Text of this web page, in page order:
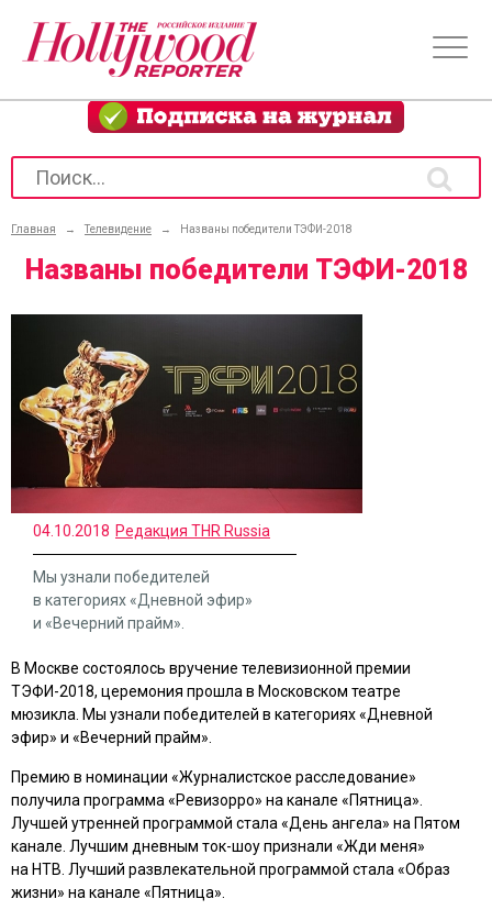
Главная → Телевидение → Названы победители ТЭФИ-2018
Названы победители ТЭФИ-2018
04.10.2018 Редакция THR Russia
Мы узнали победителей
в категориях «Дневной эфир»
и «Вечерний прайм».
В Москве состоялось вручение телевизионной премии
ТЭФИ-2018, церемония прошла в Московском театре
мюзикла. Мы узнали победителей в категориях «Дневной
эфир» и «Вечерний прайм».
Премию в номинации «Журналистское расследование»
получила программа «Ревизорро» на канале «Пятница».
Лучшей утренней программой стала «День ангела» на Пятом
канале. Лучшим дневным ток-шоу признали «Жди меня»
на НТВ. Лучший развлекательной программой стала «Образ
жизни» на канале «Пятница».